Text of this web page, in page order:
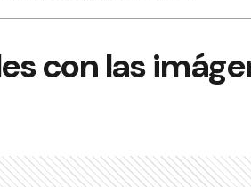
con las